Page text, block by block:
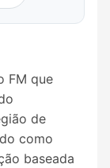
FM que
de
como
baseada